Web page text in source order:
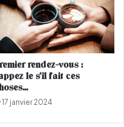
rendez-vous :
le s’il fait ces
17 janvier 2024